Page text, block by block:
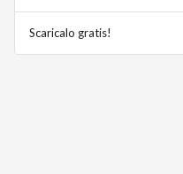
Scaricalo gratis!